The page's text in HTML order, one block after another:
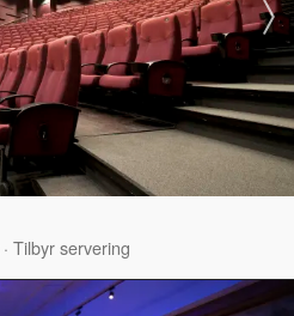
· Tilbyr servering